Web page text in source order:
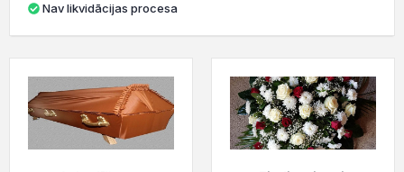
Nav likvidācijas procesa